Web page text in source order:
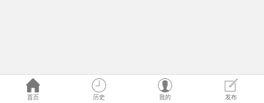
首页 历史 我的 发布